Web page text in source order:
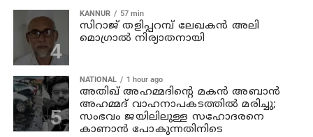
KANNUR 57 min
സിറാജ് തളിപ്പറമ്പ് ലേഖകൻ അലി
മൊഗ്രാൽ നിര്യാതനായി
NATIONAL 1 hour ago
അതിഖ് അഹമ്മദിന്റെ മകന്‍ അബാന്‍
അഹമ്മദ് വാഹനാപകടത്തില്‍ മരിച്ചു;
സംഭവം ജയിലിലുള്ള സഹോദരനെ
കാണാന്‍ പോകുന്നതിനിടെ